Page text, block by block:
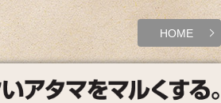
HOME